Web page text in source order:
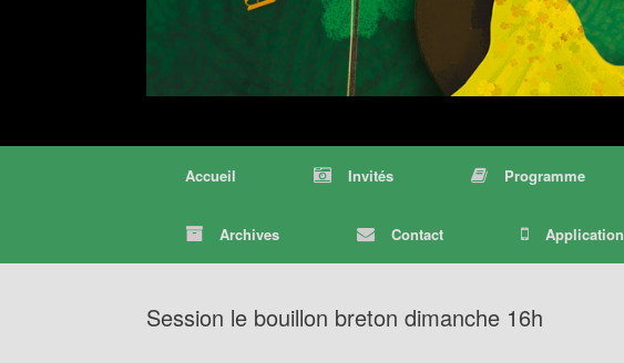
Accueil Invités Programme
Archives Contact Application
Session le bouillon breton dimanche 16h